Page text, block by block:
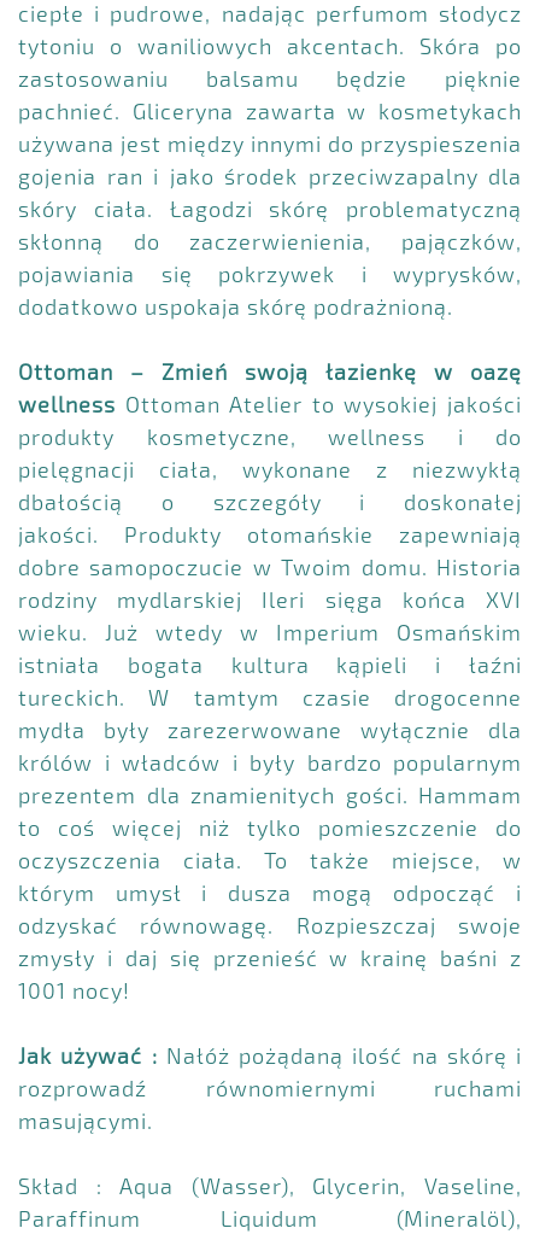
ciepłe i pudrowe, nadając perfumom słodycz
tytoniu o waniliowych akcentach. Skóra po
zastosowaniu balsamu będzie pięknie
pachnieć. Gliceryna zawarta w kosmetykach
używana jest między innymi do przyspieszenia
gojenia ran i jako środek przeciwzapalny dla
skóry ciała. Łagodzi skórę problematyczną
skłonną do zaczerwienienia, pajączków,
pojawiania się pokrzywek i wyprysków,
dodatkowo uspokaja skórę podrażnioną.
Ottoman – Zmień swoją łazienkę w oazę
wellness Ottoman Atelier to wysokiej jakości
produkty kosmetyczne, wellness i do
pielęgnacji ciała, wykonane z niezwykłą
dbałością o szczegóły i doskonałej
jakości. Produkty otomańskie zapewniają
dobre samopoczucie w Twoim domu. Historia
rodziny mydlarskiej Ileri sięga końca XVI
wieku. Już wtedy w Imperium Osmańskim
istniała bogata kultura kąpieli i łaźni
tureckich. W tamtym czasie drogocenne
mydła były zarezerwowane wyłącznie dla
królów i władców i były bardzo popularnym
prezentem dla znamienitych gości. Hammam
to coś więcej niż tylko pomieszczenie do
oczyszczenia ciała. To także miejsce, w
którym umysł i dusza mogą odpocząć i
odzyskać równowagę. Rozpieszczaj swoje
zmysły i daj się przenieść w krainę baśni z
1001 nocy!
Jak używać : Nałóż pożądaną ilość na skórę i
rozprowadź równomiernymi ruchami
masującymi.
Skład : Aqua (Wasser), Glycerin, Vaseline,
Paraffinum Liquidum (Mineralöl),